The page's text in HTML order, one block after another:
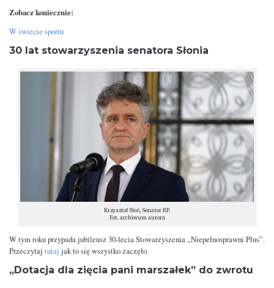
Zobacz koniecznie:
W świecie sportu
30 lat stowarzyszenia senatora Słonia
Krzysztof Słoń, Senator RP.
Fot. archiwum autora
W tym roku przypada jubileusz 30-lecia Stowarzyszenia „Niepełnosprawni Plus”.
Przeczytaj tutaj jak to się wszystko zaczęło.
„Dotacja dla zięcia pani marszałek” do zwrotu